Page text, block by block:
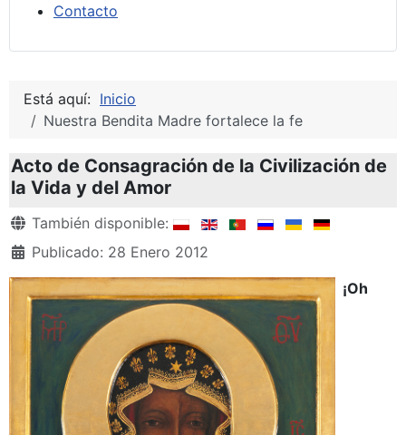
Contacto
Está aquí: Inicio
Nuestra Bendita Madre fortalece la fe
Acto de Consagración de la Civilización de
la Vida y del Amor
Detalles
También disponible:
Publicado: 28 Enero 2012
¡Oh